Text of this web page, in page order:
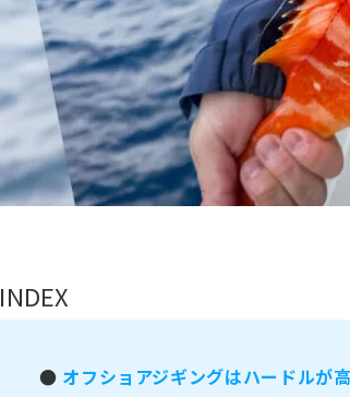
INDEX
● オフショアジギングはハードルが